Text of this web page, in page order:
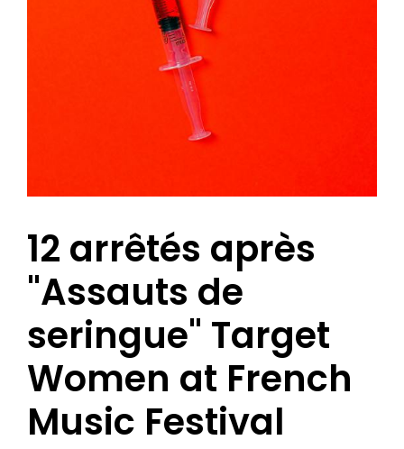
12 arrêtés après
"Assauts de
seringue" Target
Women at French
Music Festival